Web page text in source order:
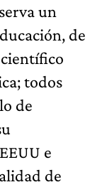
un
de
todos
de
e
de